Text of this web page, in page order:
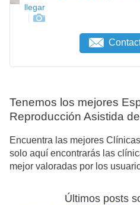
llegar
Tenemos los mejores
Reproducción Asistida
Encuentra las mejores
solo aquí encontrarás las
mejor valoradas por los
Últimos posts